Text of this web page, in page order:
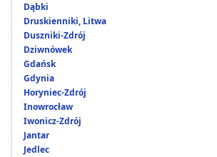
Dąbki
Druskienniki, Litwa
Duszniki-Zdrój
Dziwnówek
Gdańsk
Gdynia
Horyniec-Zdrój
Inowrocław
Iwonicz-Zdrój
Jantar
Jedlec